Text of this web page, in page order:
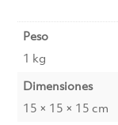
Peso
1 kg
Dimensiones
15 × 15 × 15 cm